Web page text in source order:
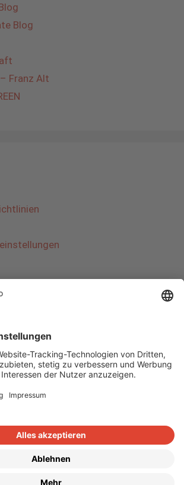
Blog
Franz Alt
und Dienstleistungen im
und Speicher. Das
bietet Komplettsysteme an und
Spektrum von der Planung
Übergabe von
für Eigenheime, Gewerbe und
Solarparks.